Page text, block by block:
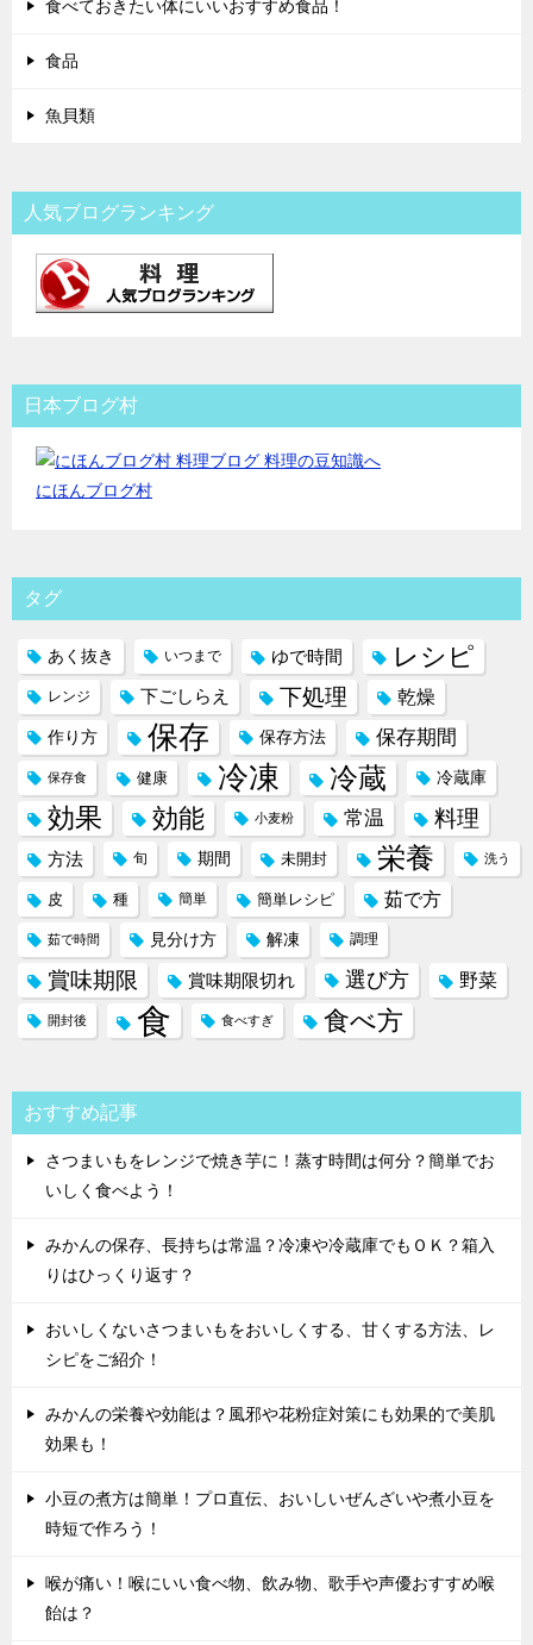
食べておきたい体にいいおすすめ食品！
食品
魚貝類
人気ブログランキング
日本ブログ村
にほんブログ村
タグ
あく抜き いつまで ゆで時間 レシピ
レンジ 下ごしらえ 下処理 乾燥
作り方 保存 保存方法 保存期間
保存食 健康 冷凍 冷蔵 冷蔵庫
効果 効能 小麦粉 常温 料理
方法 旬 期間 未開封 栄養 洗う
皮 種 簡単 簡単レシピ 茹で方
茹で時間 見分け方 解凍 調理
賞味期限 賞味期限切れ 選び方 野菜
開封後 食 食べすぎ 食べ方
おすすめ記事
さつまいもをレンジで焼き芋に！蒸す時間は何分？簡単でお
いしく食べよう！
みかんの保存、長持ちは常温？冷凍や冷蔵庫でもＯＫ？箱入
りはひっくり返す？
おいしくないさつまいもをおいしくする、甘くする方法、レ
シピをご紹介！
みかんの栄養や効能は？風邪や花粉症対策にも効果的で美肌
効果も！
小豆の煮方は簡単！プロ直伝、おいしいぜんざいや煮小豆を
時短で作ろう！
喉が痛い！喉にいい食べ物、飲み物、歌手や声優おすすめ喉
飴は？